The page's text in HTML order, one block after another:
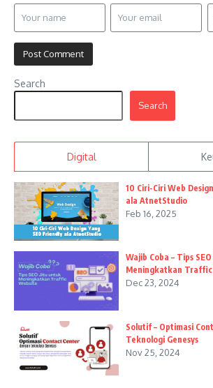
Search
Search
Digital
10 Ciri-Ciri Web
ala AtnetStudio
Feb 16, 2025
Wajib Coba – Tips
Meningkatkan Traffic
Dec 23, 2024
Solutif – Optimasi
Teknologi Genesys
Nov 25, 2024